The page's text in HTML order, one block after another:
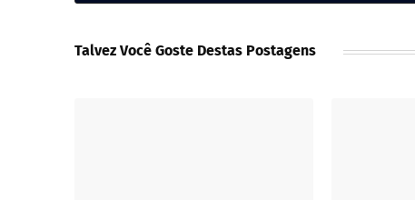
Talvez Você Goste Destas Postagens